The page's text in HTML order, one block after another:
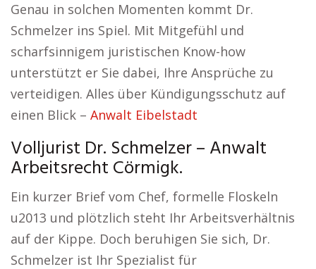
Genau in solchen Momenten kommt Dr.
Schmelzer ins Spiel. Mit Mitgefühl und
scharfsinnigem juristischen Know-how
unterstützt er Sie dabei, Ihre Ansprüche zu
verteidigen. Alles über Kündigungsschutz auf
einen Blick – Anwalt Eibelstadt
Volljurist Dr. Schmelzer – Anwalt
Arbeitsrecht Cörmigk.
Ein kurzer Brief vom Chef, formelle Floskeln
u2013 und plötzlich steht Ihr Arbeitsverhältnis
auf der Kippe. Doch beruhigen Sie sich, Dr.
Schmelzer ist Ihr Spezialist für